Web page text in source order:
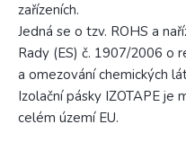
zařízeních.
Jedná se o tzv. ROHS a
Rady (ES) č. 1907/2006 o
a omezování chemických
Izolační pásky IZOTAPE je
celém území EU.